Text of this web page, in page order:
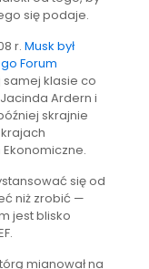
się podaje.
r. Musk był
Forum
samej klasie co
Ardern i
skrajnie
się od
niż zrobić —
jest blisko
mianował na